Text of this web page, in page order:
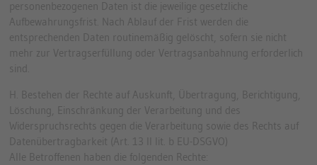
personenbezogenen Daten ist die jeweilige gesetzliche
Aufbewahrungsfrist. Nach Ablauf der Frist werden die
entsprechenden Daten routinemäßig gelöscht, sofern sie nicht
mehr zur Vertragserfüllung oder Vertragsanbahnung erforderlich
sind.
H. Bestehen der Rechte auf Auskunft, Übertragung, Berichtigung,
Löschung, Einschränkung der Verarbeitung und des
Widerspruchsrechts gegen die Verarbeitung sowie des Rechts auf
Datenübertragbarkeit (Art. 13 II lit. b EU-DSGVO)
Alle Betroffenen haben die folgenden Rechte: